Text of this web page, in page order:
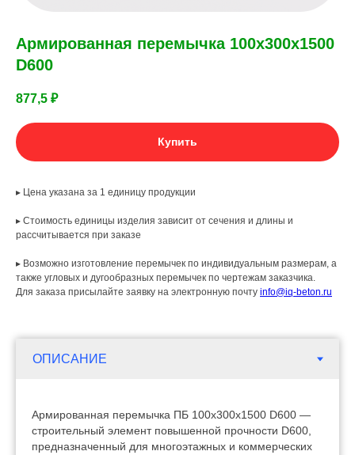
Армированная перемычка 100х300х1500
D600
877,5 ₽
Купить
▸ Цена указана за 1 единицу продукции
▸ Стоимость единицы изделия зависит от сечения и длины и
рассчитывается при заказе
▸ Возможно изготовление перемычек по индивидуальным размерам, а
также угловых и дугообразных перемычек по чертежам заказчика.
Для заказа присылайте заявку на электронную почту info@iq-beton.ru
Армированная перемычка ПБ 100х300х1500 D600 —
строительный элемент повышенной прочности D600,
предназначенный для многоэтажных и коммерческих